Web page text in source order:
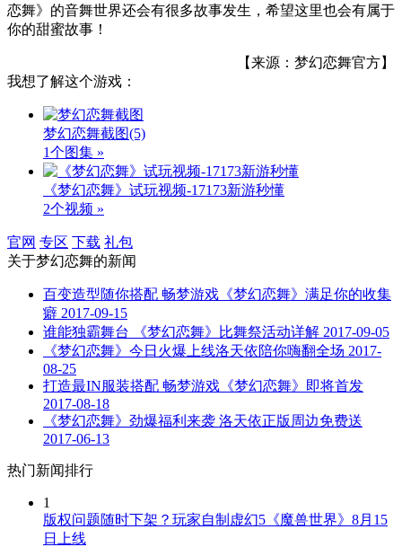
恋舞》的音舞世界还会有很多故事发生，希望这里也会有属于
你的甜蜜故事！
【来源：梦幻恋舞官方】
我想了解这个游戏：
梦幻恋舞截图(5)
1个图集 »
《梦幻恋舞》试玩视频-17173新游秒懂
2个视频 »
官网 专区 下载 礼包
关于梦幻恋舞的新闻
百变造型随你搭配 畅梦游戏《梦幻恋舞》满足你的收集
癖 2017-09-15
谁能独霸舞台 《梦幻恋舞》比舞祭活动详解 2017-09-05
《梦幻恋舞》今日火爆上线洛天依陪你嗨翻全场 2017-
08-25
打造最IN服装搭配 畅梦游戏《梦幻恋舞》即将首发
2017-08-18
《梦幻恋舞》劲爆福利来袭 洛天依正版周边免费送
2017-06-13
热门新闻排行
1
版权问题随时下架？玩家自制虚幻5《魔兽世界》8月15
日上线